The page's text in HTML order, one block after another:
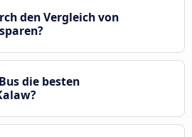
den Vergleich von
die besten